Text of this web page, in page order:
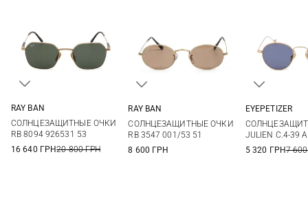
RAY BAN
СОЛНЦЕЗАЩИТНЫЕ ОЧКИ
RB 8094 926531 53
16 640 ГРН20 800 ГРН
RAY BAN
СОЛНЦЕЗАЩИТНЫЕ ОЧКИ
RB 3547 001/53 51
8 600 ГРН
EYEPETIZER
JULIEN C.4-39
5 320 ГРН7